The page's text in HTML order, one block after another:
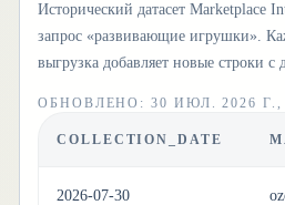
Исторический датасет Marketplace
запрос «развивающие игрушки».
выгрузка добавляет новые строки с
ОБНОВЛЕНО :30 ИЮЛ. 2026 Г.,
COLLECTION_DATE
2026-07-30